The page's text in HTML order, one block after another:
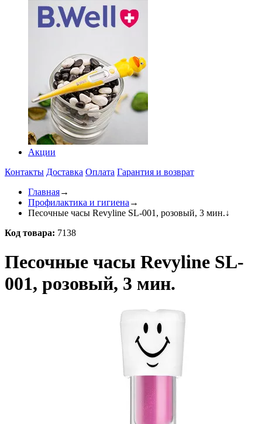
Акции
Контакты Доставка Оплата Гарантия и возврат
Главная→
Профилактика и гигиена →
Песочные часы Revyline SL-001, розовый, 3 мин.↓
Код товара: 7138
Песочные часы Revyline SL-
001, розовый, 3 мин.